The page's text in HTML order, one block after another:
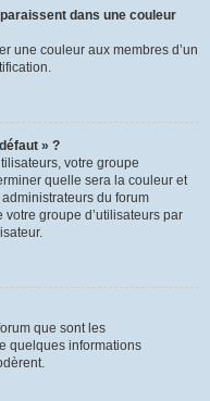
dans une couleur
une couleur aux membres d’un
» ?
votre groupe
quelle sera la couleur et
du forum
groupe d’utilisateurs par
que sont les
quelques informations